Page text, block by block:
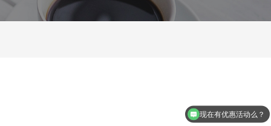
现在有优惠活动么？